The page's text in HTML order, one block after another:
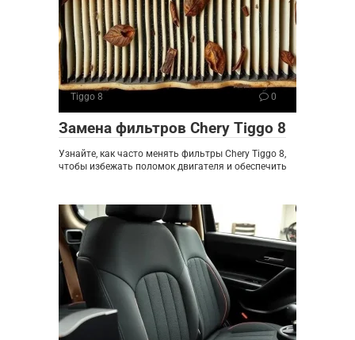
Tiggo 8 0
Замена фильтров Chery Tiggo 8
Узнайте, как часто менять фильтры Chery Tiggo 8,
чтобы избежать поломок двигателя и обеспечить